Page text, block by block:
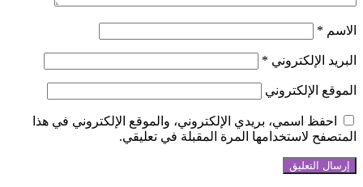
الاسم *
البريد الإلكتروني *
الموقع الإلكتروني
احفظ اسمي، بريدي الإلكتروني، والموقع الإلكتروني في هذا
المتصفح لاستخدامها المرة المقبلة في تعليقي.